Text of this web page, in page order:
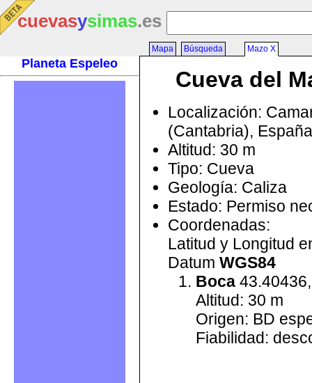
cuevasysimas.es
Planeta Espeleo
Mapa Búsqueda Mazo X
Cueva del
Localización:
(Cantabria), España
Altitud: 30 m
Tipo: Cueva
Geología: Caliza
Estado: Permiso
Coordenadas:
Latitud y Longitud
Datum WGS84
Boca
Altitud: 30 m
Origen: BD
Fiabilidad: